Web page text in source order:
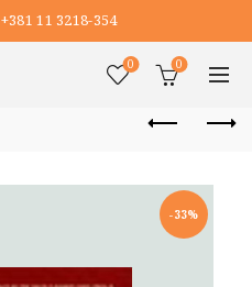
+381 11 3218-354
0 0
-33%